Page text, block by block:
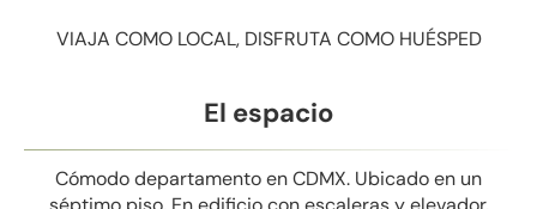
VIAJA COMO LOCAL, DISFRUTA COMO HUÉSPED
El espacio
Cómodo departamento en CDMX. Ubicado en un